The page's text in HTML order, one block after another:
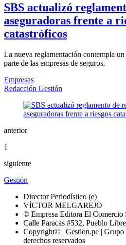
SBS actualizó
aseguradoras frente a
catastróficos
La nueva reglamentación contempla
parte de las empresas de seguros.
Empresas
Redacción Gestión
anterior
1
siguiente
Gestión
Director Periodístico (e)
VÍCTOR MELGAREJO
© Empresa Editora El Comercio
Calle Paracas #532, Pueblo
Copyright© | Gestion.pe |
derechos reservados